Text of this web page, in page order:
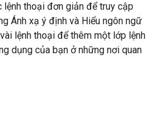
thoại đơn giản để truy cập
Ánh xạ ý định và Hiểu ngôn ngữ
lệnh thoại để thêm một lớp lệnh
dụng của bạn ở những nơi quan